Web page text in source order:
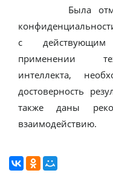
Была
с действующим
применении
интеллекта,
достоверность
также даны
взаимодействию.